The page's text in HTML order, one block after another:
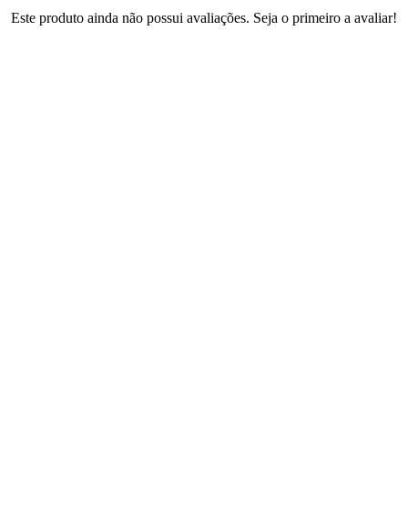
Este produto ainda não possui avaliações. Seja o primeiro a avaliar!